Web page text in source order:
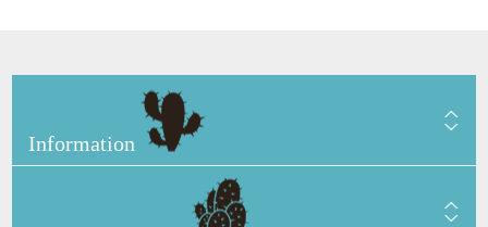
Information